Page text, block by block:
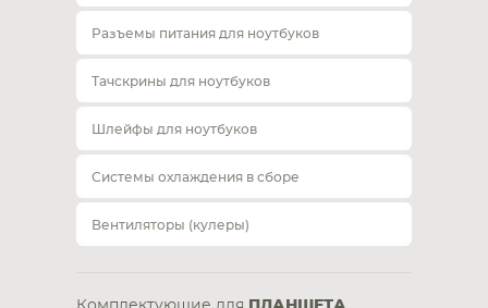
Разъемы питания для ноутбуков
Тачскрины для ноутбуков
Шлейфы для ноутбуков
Системы охлаждения в сборе
Вентиляторы (кулеры)